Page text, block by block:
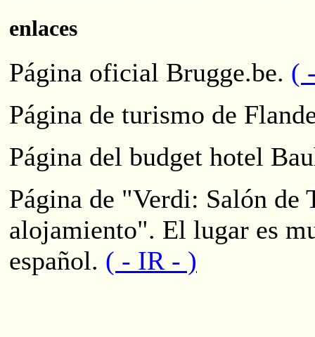
enlaces
Página oficial Brugge.be. (
Página de turismo de
Página del budget hotel
Página de "Verdi: Salón de
alojamiento". El lugar es
español. ( - IR - )